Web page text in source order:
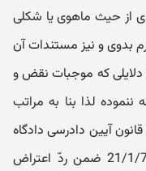
از حیث ماهوی یا شکلی
بدوی و نیز مستندات آن
که موجبات نقض و
ننموده لذا بنا به مراتب
دادگاه مستندا به قسمت اخیر ماده 358 قانون آیین دادرسی دادگاه
های عمومی و انقلاب در امور مدنی 21/1/79 ضمن ردّ اعتراض